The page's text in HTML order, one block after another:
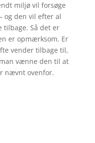
miljø vil forsøge
og den vil efter al
tilbage. Så det er
er opmærksom. Er
vender tilbage til,
vænne den til at
nævnt ovenfor.